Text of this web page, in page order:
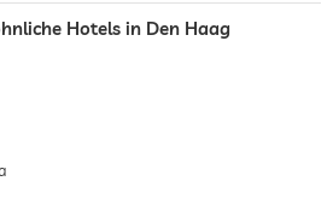
Hotels in Den Haag